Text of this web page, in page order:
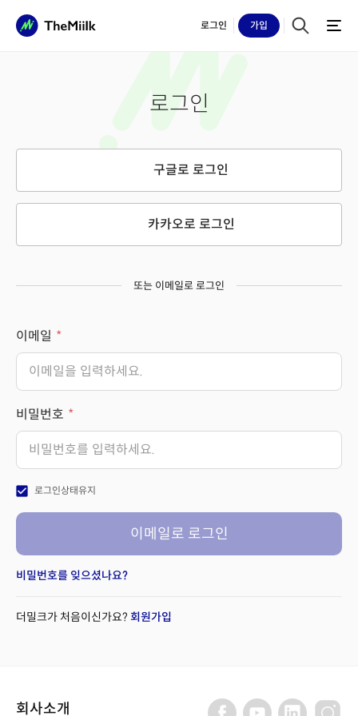
로그인 가입
로그인
구글로 로그인
카카오로 로그인
또는 이메일로 로그인
이메일
비밀번호
check_box 로그인상태유지
이메일로 로그인
비밀번호를 잊으셨나요?
더밀크가 처음이신가요? 회원가입
회사소개